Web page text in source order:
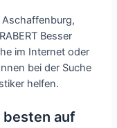
Besser
im Internet oder
bei der Suche
helfen.
besten auf